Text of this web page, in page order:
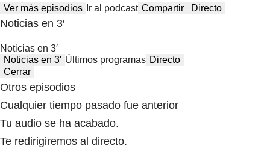
Ver más episodios Ir al podcast Compartir Directo
Noticias en 3′
Noticias en 3′
Noticias en 3′ Últimos programas Directo
Cerrar
Otros episodios
Cualquier tiempo pasado fue anterior
Tu audio se ha acabado.
Te redirigiremos al directo.